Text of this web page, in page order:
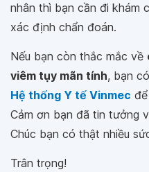
nhân thì bạn cần đi khám
xác định chẩn đoán.
Nếu bạn còn thắc mắc về
viêm tụy mãn tính, bạn
Hệ thống Y tế Vinmec
Cảm ơn bạn đã tin tưởng
Chúc bạn có thật nhiều
Trân trọng!